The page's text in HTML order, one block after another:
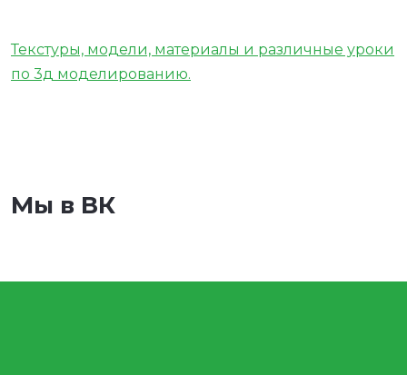
Текстуры, модели, материалы и различные уроки
по 3д моделированию.
Мы в ВК